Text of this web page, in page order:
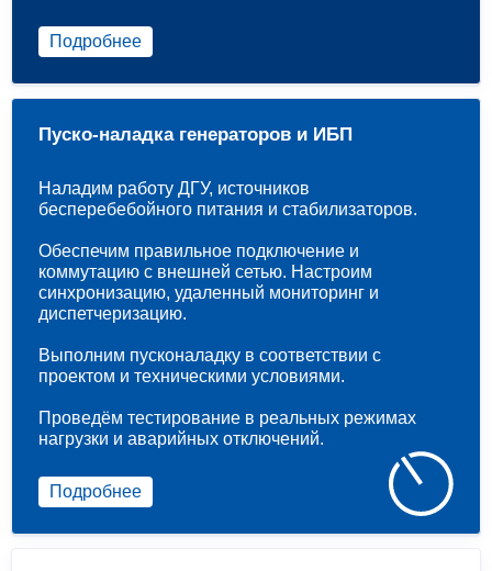
Подробнее
Пуско-наладка генераторов и ИБП
Наладим работу ДГУ, источников
бесперебебойного питания и стабилизаторов.
Обеспечим правильное подключение и
коммутацию с внешней сетью. Настроим
синхронизацию, удаленный мониторинг и
диспетчеризацию.
Выполним пусконаладку в соответствии с
проектом и техническими условиями.
Проведём тестирование в реальных режимах
нагрузки и аварийных отключений.
Подробнее